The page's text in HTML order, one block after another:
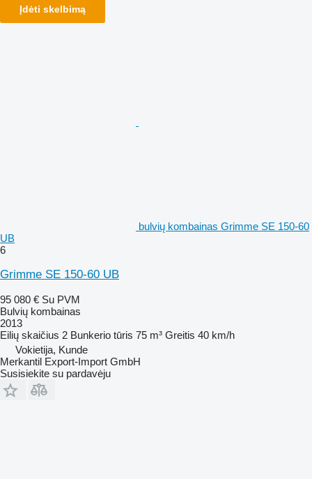
Įdėti skelbimą
bulvių kombainas Grimme SE 150-60
UB
6
Grimme SE 150-60 UB
95 080 € Su PVM
Bulvių kombainas
2013
Eilių skaičius 2 Bunkerio tūris 75 m³ Greitis 40 km/h
Vokietija, Kunde
Merkantil Export-Import GmbH
Susisiekite su pardavėju